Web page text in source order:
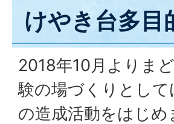
けやき台多目
2018年10月よりま
験の場づくりとし
の造成活動をはじめ